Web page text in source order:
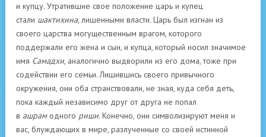
и купцу. Утратившие свое положение царь и купец
стали шактихина, лишенными власти. Царь был изгнан из
своего царства могущественным врагом, которого
поддержали его жена и сын, и купца, который носил значимое
имя Самадхи, аналогично выдворили из его дома, тоже при
содействии его семьи. Лишившись своего привычного
окружения, они оба странствовали, не зная, куда себя деть,
пока каждый независимо друг от друга не попал
в ашрамодного риши. Конечно, они символизируют меня и
вас, блуждающих в мире, разлученные со своей истинной